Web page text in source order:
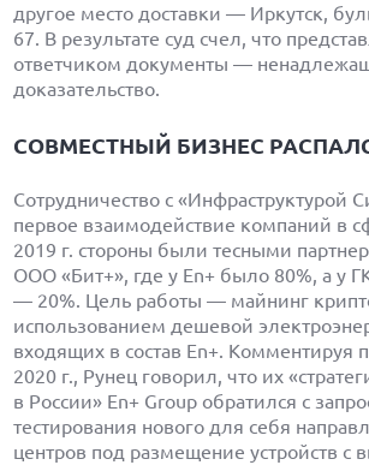
другое место доставки — Иркутск,
67. В результате суд счел, что
ответчиком документы —
доказательство.
СОВМЕСТНЫЙ БИЗНЕС
Сотрудничество с «Инфраструктурой
первое взаимодействие компаний в
2019 г. стороны были тесными
ООО «Бит+», где у En+ было 80%, а у
— 20%. Цель работы — майнинг
использованием дешевой
входящих в состав En+. Комментируя
2020 г., Рунец говорил, что их
в России» En+ Group обратился с
тестирования нового для себя
центров под размещение устройств с